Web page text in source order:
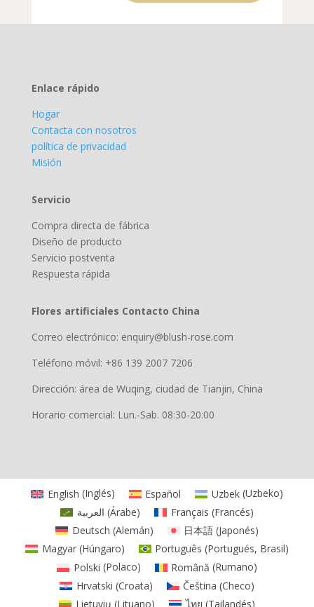
Enlace rápido
Hogar
Contacta con nosotros
política de privacidad
Misión
Servicio
Compra directa de fábrica
Diseño de producto
Servicio postventa
Respuesta rápida
Flores artificiales Contacto China
Correo electrónico: enquiry@blush-rose.com
Teléfono móvil: +86 139 2007 7206
Dirección: área de Wuqing, ciudad de Tianjin, China
Horario comercial: Lun.-Sab. 08:30-20:00
English (Inglés) Español Uzbek(Uzbeko)
العربية (Árabe) Français (Francés)
Deutsch (Alemán) 日本語 (Japonés)
Magyar(Húngaro) Português (Portugués, Brasil)
Polski (Polaco) Română (Rumano)
Hrvatski (Croata) Čeština (Checo)
Lietuvių (Lituano) ไทย (Tailandés)